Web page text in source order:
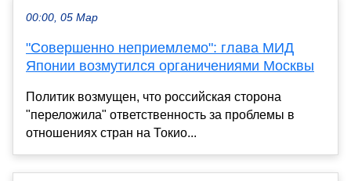
00:00, 05 Мар
"Совершенно неприемлемо": глава МИД
Японии возмутился органичениями Москвы
Политик возмущен, что российская сторона
"переложила" ответственность за проблемы в
отношениях стран на Токио...